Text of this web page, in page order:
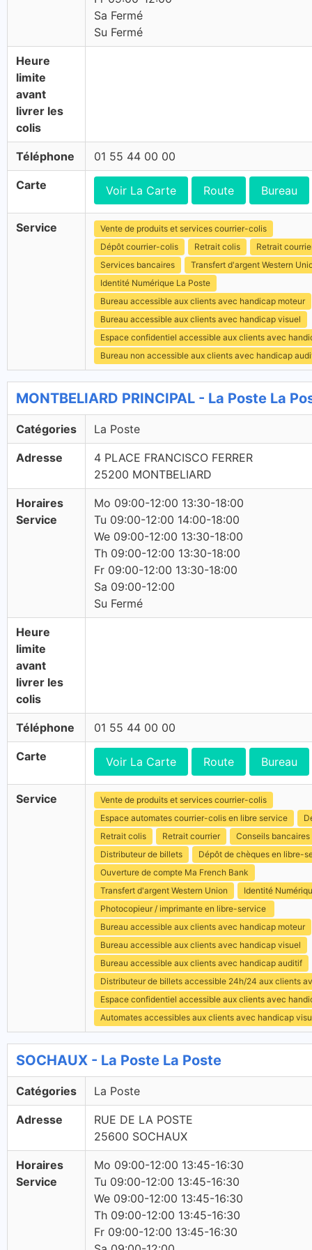
Sa Fermé
Su Fermé
Heure
limite
avant
livrer les
colis
Téléphone 01 55 44 00 00
Carte Voir La Carte Route Bureau
Service
Vente de produits et services courrier-colis
Dépôt courrier-colis
Retrait colis
Retrait
Services bancaires
Transfert d'argent Western
Identité Numérique La Poste
Bureau accessible aux clients avec handicap moteur
Bureau accessible aux clients avec handicap visuel
Espace confidentiel accessible aux clients avec
Bureau non accessible aux clients avec handicap
MONTBELIARD PRINCIPAL - La Poste La
Catégories La Poste
Adresse
4 PLACE FRANCISCO FERRER
25200 MONTBELIARD
Horaires
Service
Mo 09:00-12:00 13:30-18:00
Tu 09:00-12:00 14:00-18:00
We 09:00-12:00 13:30-18:00
Th 09:00-12:00 13:30-18:00
Fr 09:00-12:00 13:30-18:00
Sa 09:00-12:00
Su Fermé
Heure
limite
avant
livrer les
colis
Téléphone 01 55 44 00 00
Carte Voir La Carte Route Bureau
Service
Vente de produits et services courrier-colis
Espace automates courrier-colis en libre service
Retrait colis
Retrait courrier
Conseils bancaires
Distributeur de billets
Dépôt de chèques en libre-
Ouverture de compte Ma French Bank
Transfert d'argent Western Union
Identité
Photocopieur / imprimante en libre-service
Bureau accessible aux clients avec handicap moteur
Bureau accessible aux clients avec handicap visuel
Bureau accessible aux clients avec handicap auditif
Distributeur de billets accessible 24h/24 aux clients
Espace confidentiel accessible aux clients avec
Automates accessibles aux clients avec handicap
SOCHAUX - La Poste La Poste
Catégories La Poste
Adresse
RUE DE LA POSTE
25600 SOCHAUX
Horaires
Service
Mo 09:00-12:00 13:45-16:30
Tu 09:00-12:00 13:45-16:30
We 09:00-12:00 13:45-16:30
Th 09:00-12:00 13:45-16:30
Fr 09:00-12:00 13:45-16:30